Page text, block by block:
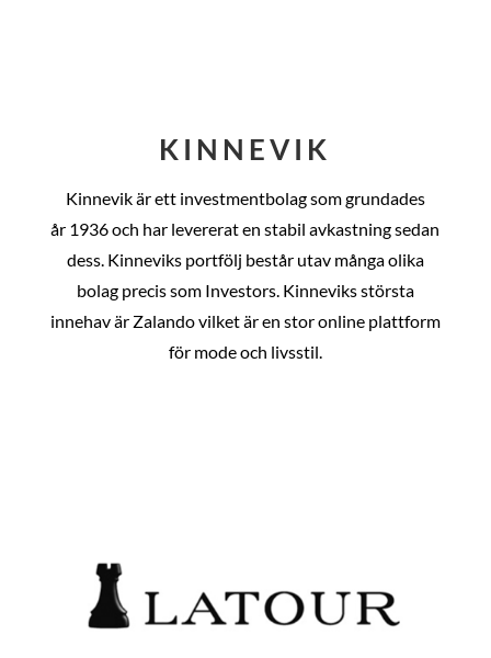
KINNEVIK
Kinnevik är ett investmentbolag som grundades
år 1936 och har levererat en stabil avkastning sedan
dess. Kinneviks portfölj består utav många olika
bolag precis som Investors. Kinneviks största
innehav är Zalando vilket är en stor online plattform
för mode och livsstil.